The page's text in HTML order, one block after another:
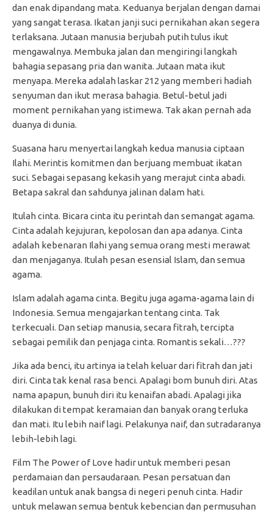
dan enak dipandang mata. Keduanya berjalan dengan damai
yang sangat terasa. Ikatan janji suci pernikahan akan segera
terlaksana. Jutaan manusia berjubah putih tulus ikut
mengawalnya. Membuka jalan dan mengiringi langkah
bahagia sepasang pria dan wanita. Jutaan mata ikut
menyapa. Mereka adalah laskar 212 yang memberi hadiah
senyuman dan ikut merasa bahagia. Betul-betul jadi
moment pernikahan yang istimewa. Tak akan pernah ada
duanya di dunia.
Suasana haru menyertai langkah kedua manusia ciptaan
Ilahi. Merintis komitmen dan berjuang membuat ikatan
suci. Sebagai sepasang kekasih yang merajut cinta abadi.
Betapa sakral dan sahdunya jalinan dalam hati.
Itulah cinta. Bicara cinta itu perintah dan semangat agama.
Cinta adalah kejujuran, kepolosan dan apa adanya. Cinta
adalah kebenaran Ilahi yang semua orang mesti merawat
dan menjaganya. Itulah pesan esensial Islam, dan semua
agama.
Islam adalah agama cinta. Begitu juga agama-agama lain di
Indonesia. Semua mengajarkan tentang cinta. Tak
terkecuali. Dan setiap manusia, secara fitrah, tercipta
sebagai pemilik dan penjaga cinta. Romantis sekali…???
Jika ada benci, itu artinya ia telah keluar dari fitrah dan jati
diri. Cinta tak kenal rasa benci. Apalagi bom bunuh diri. Atas
nama apapun, bunuh diri itu kenaifan abadi. Apalagi jika
dilakukan di tempat keramaian dan banyak orang terluka
dan mati. Itu lebih naif lagi. Pelakunya naif, dan sutradaranya
lebih-lebih lagi.
Film The Power of Love hadir untuk memberi pesan
perdamaian dan persaudaraan. Pesan persatuan dan
keadilan untuk anak bangsa di negeri penuh cinta. Hadir
untuk melawan semua bentuk kebencian dan permusuhan